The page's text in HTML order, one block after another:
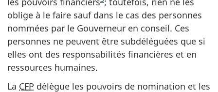
oblige à le faire sauf dans le cas des personnes
nommées par le Gouverneur en conseil. Ces
personnes ne peuvent être subdéléguées que si
elles ont des responsabilités financières et en
ressources humaines.
La CFP délègue les pouvoirs de nomination et les